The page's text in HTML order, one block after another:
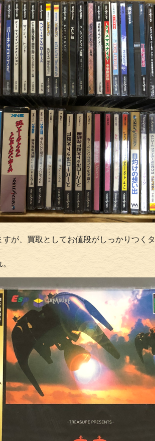
が、買取としてお値段がしっかりつく